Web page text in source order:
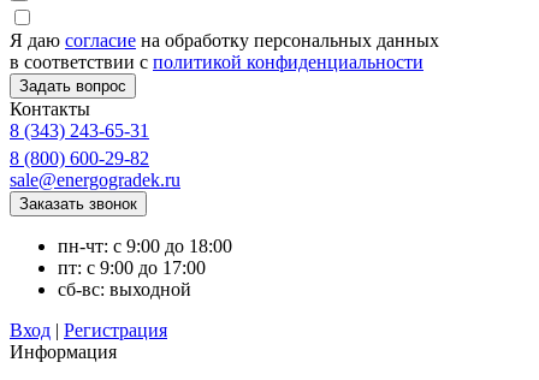
Я даю согласие на обработку персональных данных
в соответствии с политикой конфиденциальности
Контакты
8 (343) 243-65-31
8 (800) 600-29-82
sale@energogradek.ru
пн-чт: с 9:00 до 18:00
пт: с 9:00 до 17:00
сб-вс: выходной
Вход | Регистрация
Информация